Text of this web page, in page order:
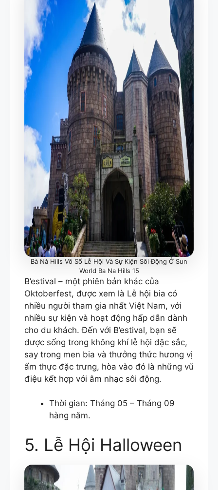
Bà Nà Hills Vô Số Lễ Hội Và Sự Kiện Sôi Động Ở Sun
World Ba Na Hills 15
B’estival – một phiên bản khác của
Oktoberfest, được xem là Lễ hội bia có
nhiều người tham gia nhất Việt Nam, với
nhiều sự kiện và hoạt động hấp dẫn dành
cho du khách. Đến với B’estival, bạn sẽ
được sống trong không khí lễ hội đặc sắc,
say trong men bia và thưởng thức hương vị
ẩm thực đặc trưng, hòa vào đó là những vũ
điệu kết hợp với âm nhạc sôi động.
Thời gian: Tháng 05 – Tháng 09
hàng năm.
5. Lễ Hội Halloween